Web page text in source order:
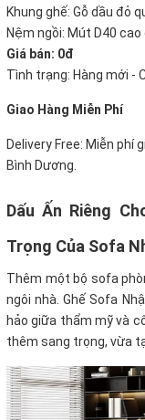
Khung ghế: Gỗ dầu đỏ
Nệm ngồi: Mút D40 cao
Giá bán: 0đ
Tình trạng: Hàng mới -
Giao Hàng Miễn Phí
Delivery Free: Miễn phí
Bình Dương.
Dấu Ấn Riêng
Trọng Của Sofa
Thêm một bộ sofa
ngôi nhà. Ghế Sofa
hảo giữa thẩm mỹ và
thêm sang trọng, vừa